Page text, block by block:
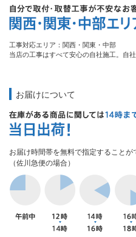
工事対応エリア：関西・関東・中部
当店の工事はすべて安心の自社施工。自
お届けについて
お届け時間帯を無料で指定することが
（佐川急便の場合）